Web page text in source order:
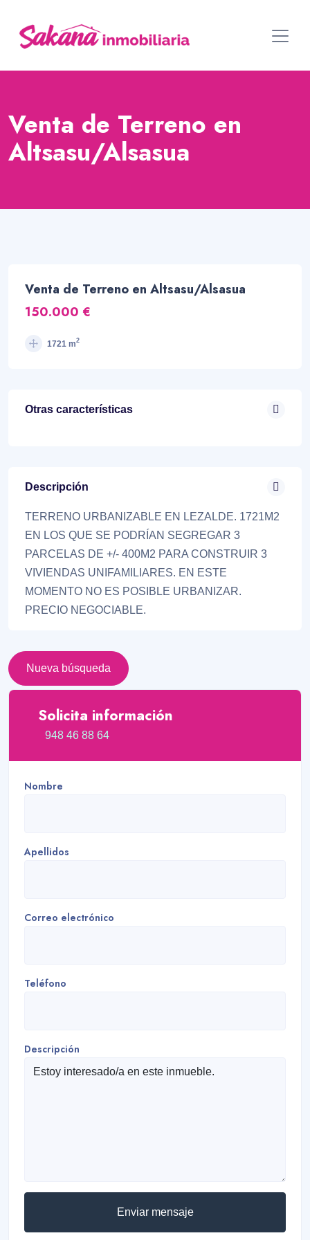
Venta de Terreno en
Altsasu/Alsasua
Venta de Terreno en Altsasu/Alsasua
150.000 €
1721 m2
Otras características
Descripción
TERRENO URBANIZABLE EN LEZALDE. 1721M2
EN LOS QUE SE PODRÍAN SEGREGAR 3
PARCELAS DE +/- 400M2 PARA CONSTRUIR 3
VIVIENDAS UNIFAMILIARES. EN ESTE
MOMENTO NO ES POSIBLE URBANIZAR.
PRECIO NEGOCIABLE.
Nueva búsqueda
Solicita información
948 46 88 64
Nombre
Apellidos
Correo electrónico
Teléfono
Descripción
Enviar mensaje